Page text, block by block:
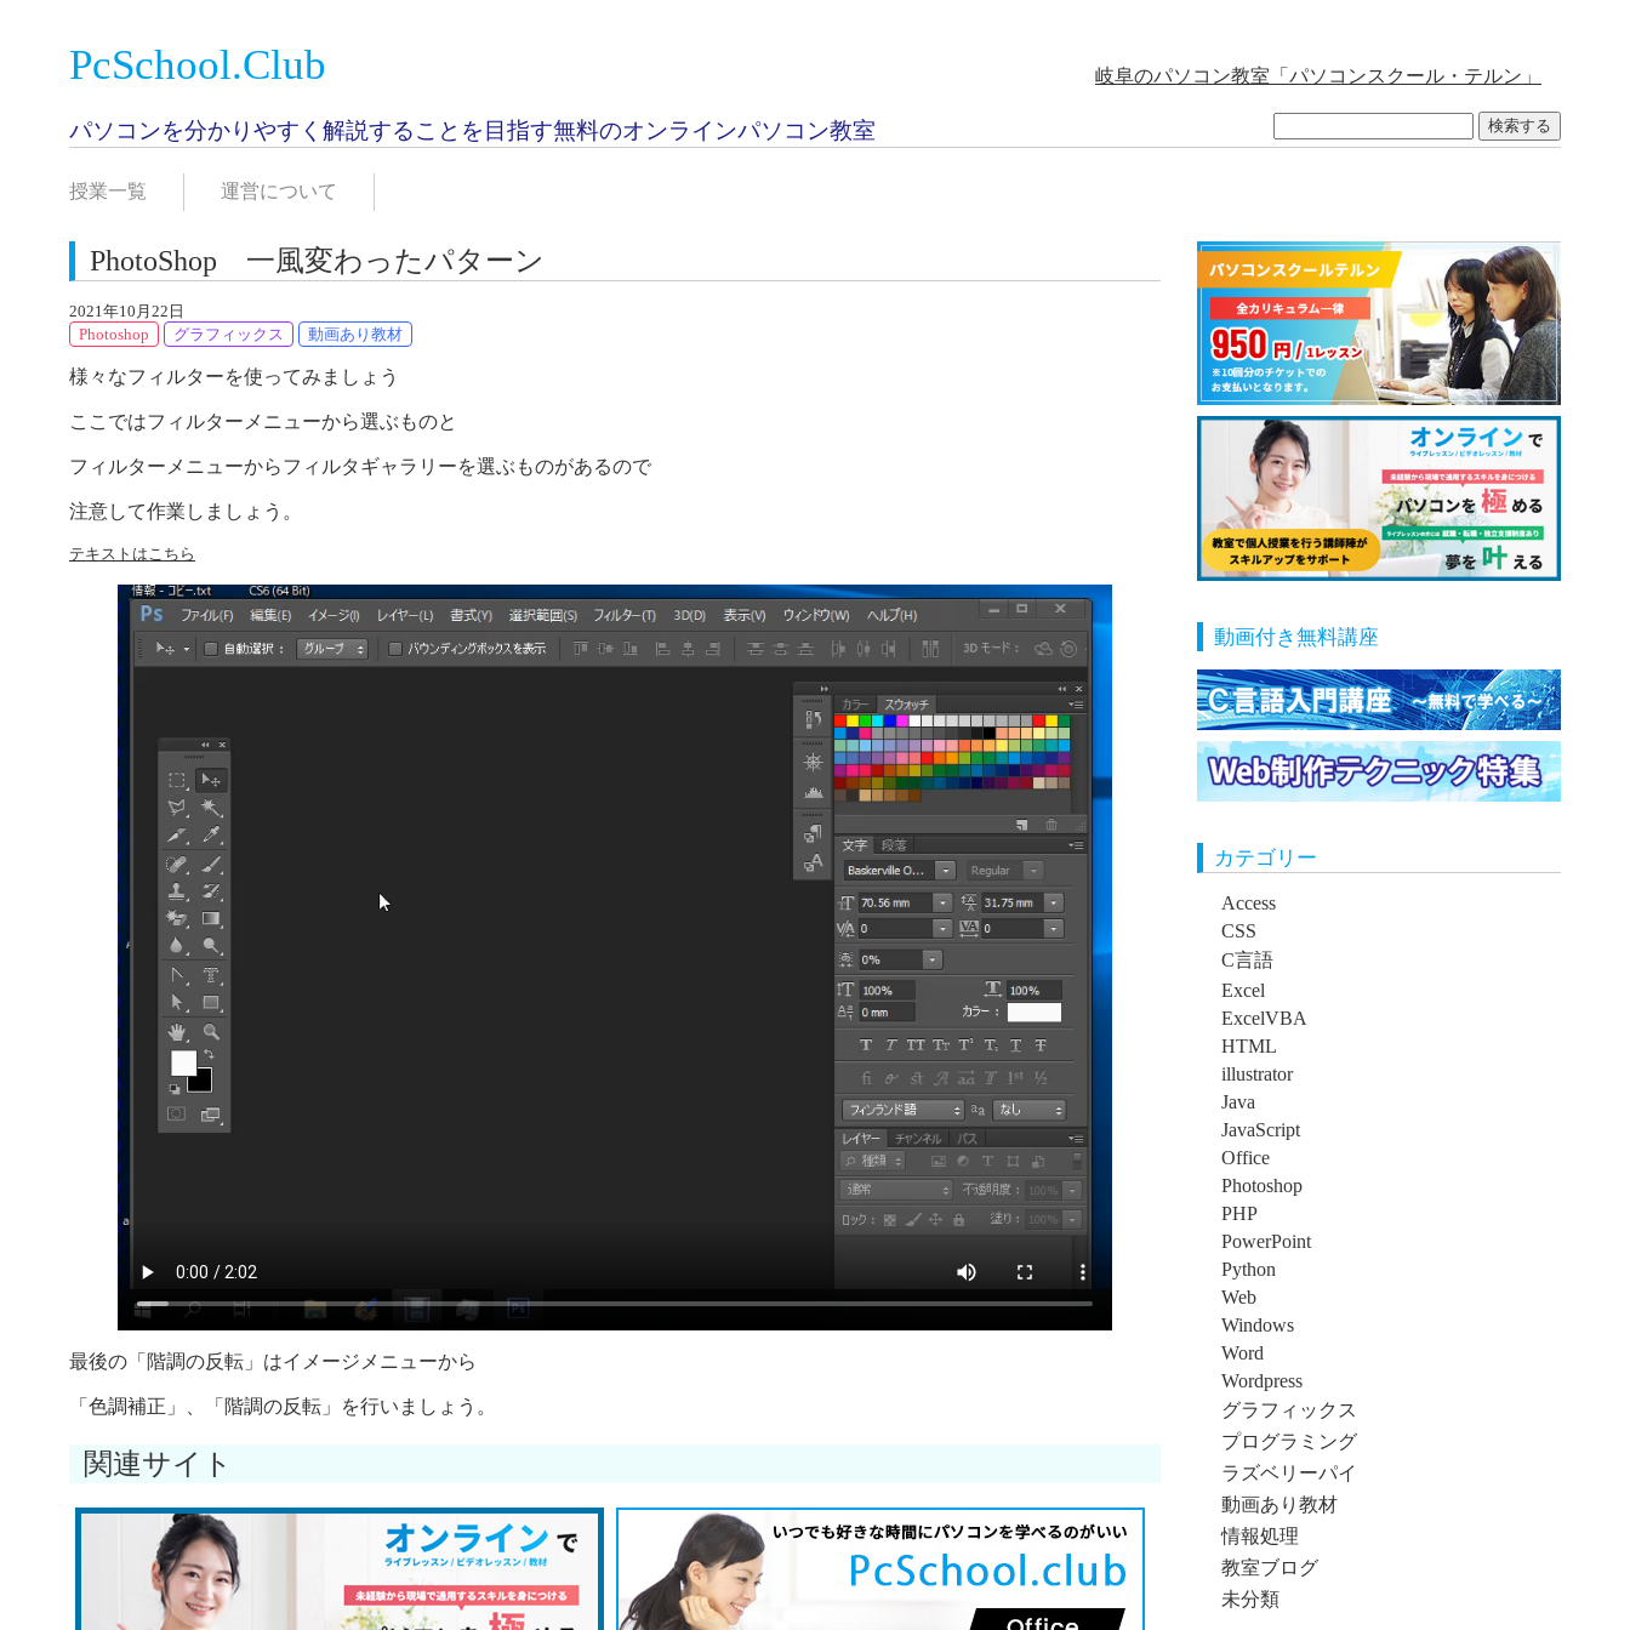
PcSchool.Club
パソコンを分かりやすく解説することを目指す無料のオンラインパソコン教室
岐阜のパソコン教室「パソコンスクール・テルン」
検索する
授業一覧 運営について
PhotoShop 一風変わったパターン
2021年10月22日
Photoshop
グラフィックス 動画あり教材
様々なフィルターを使ってみましょう
ここではフィルターメニューから選ぶものと
フィルターメニューからフィルタギャラリーを選ぶものがあるので
注意して作業しましょう。
テキストはこちら
最後の「階調の反転」はイメージメニューから
「色調補正」、「階調の反転」を行いましょう。
関連サイト
動画付き無料講座
カテゴリー
Access
CSS
C言語
Excel
ExcelVBA
HTML
illustrator
Java
JavaScript
Office
Photoshop
PHP
PowerPoint
Python
Web
Windows
Word
Wordpress
グラフィックス
プログラミング
ラズベリーパイ
動画あり教材
情報処理
教室ブログ
未分類